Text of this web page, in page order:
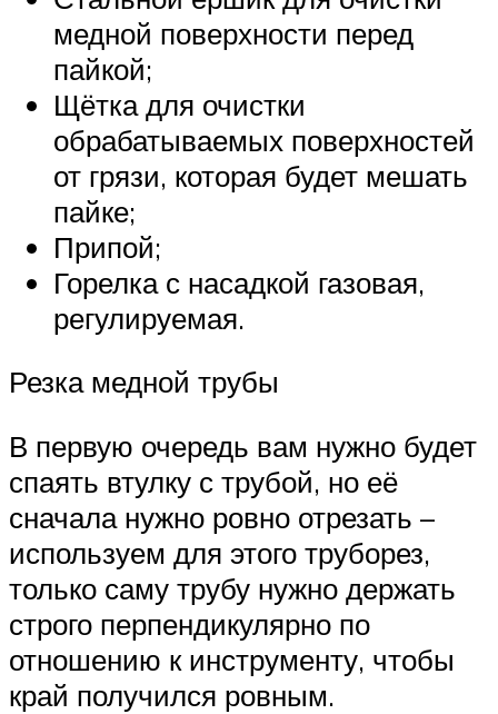
медной поверхности перед
пайкой;
Щётка для очистки
обрабатываемых поверхностей
от грязи, которая будет мешать
пайке;
Припой;
Горелка с насадкой газовая,
регулируемая.
Резка медной трубы
В первую очередь вам нужно будет
спаять втулку с трубой, но её
сначала нужно ровно отрезать –
используем для этого труборез,
только саму трубу нужно держать
строго перпендикулярно по
отношению к инструменту, чтобы
край получился ровным.